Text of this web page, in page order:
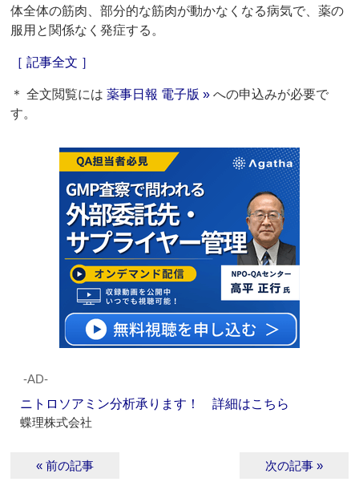
体全体の筋肉、部分的な筋肉が動かなくなる病気で、薬の
服用と関係なく発症する。
［ 記事全文 ］
＊ 全文閲覧には薬事日報 電子版 » への申込みが必要で
す。
‐AD‐
ニトロソアミン分析承ります！ 詳細はこちら
蝶理株式会社
« 前の記事 次の記事 »